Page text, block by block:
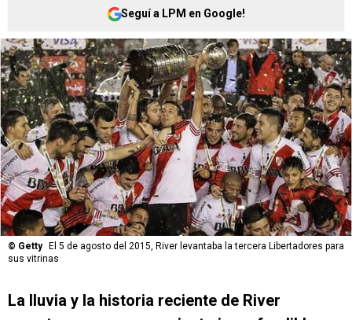
Seguí a LPM en Google!
© Getty
El 5 de agosto del 2015, River levantaba la tercera Libertadores para
sus vitrinas
La lluvia y la historia reciente de River